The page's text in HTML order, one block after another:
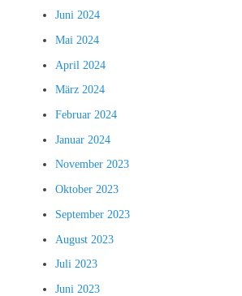
Juni 2024
Mai 2024
April 2024
März 2024
Februar 2024
Januar 2024
November 2023
Oktober 2023
September 2023
August 2023
Juli 2023
Juni 2023